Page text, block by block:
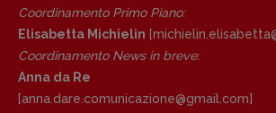
[anna.dare.comunicazione@gmail.
Coordinamento Fumetti:
Fabio Malagnini
[fabio.malagnini@gmail.
Coordinamento Primo Piano:
Elisabetta Michielin
Coordinamento News in breve:
Anna da Re
[anna.dare.comunicazione@gmail.com]